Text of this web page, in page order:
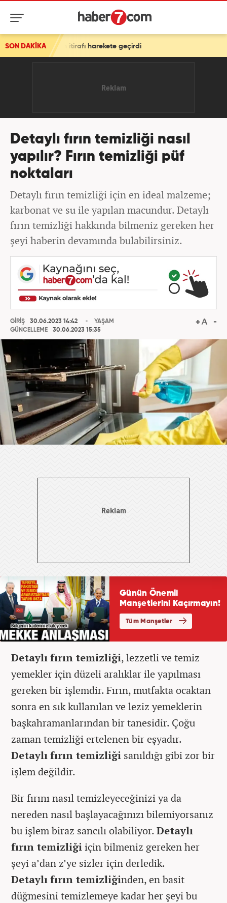
SON DAKİKA Erdoğan'a suikast girişiminde yeni detay! FETÖ'cü
Detaylı fırın temizliği nasıl
yapılır? Fırın temizliği püf
noktaları
Detaylı fırın temizliği için en ideal malzeme;
karbonat ve su ile yapılan macundur. Detaylı
fırın temizliği hakkında bilmeniz gereken her
şeyi haberin devamında bulabilirsiniz.
GİRİŞ
30.06.2023 14:42
GÜNCELLEME
30.06.2023 15:35
YAŞAM
Detaylı fırın temizliği, lezzetli ve temiz
yemekler için düzeli aralıklar ile yapılması
gereken bir işlemdir. Fırın, mutfakta ocaktan
sonra en sık kullanılan ve leziz yemeklerin
başkahramanlarından bir tanesidir. Çoğu
zaman temizliği ertelenen bir eşyadır.
Detaylı fırın temizliği sanıldığı gibi zor bir
işlem değildir.
Bir fırını nasıl temizleyeceğinizi ya da
nereden nasıl başlayacağınızı bilemiyorsanız
bu işlem biraz sancılı olabiliyor.Detaylı
fırın temizliğiiçin bilmeniz gereken her
şeyi a’dan z’ye sizler için derledik.
Detaylı fırın temizliğinden, en basit
düğmesini temizlemeye kadar her şeyi bu